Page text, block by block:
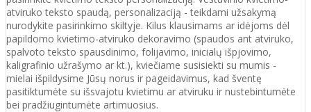
atviruko teksto spaudą, personalizaciją - teikdami užsakymą
nurodykite pasirinkimo skiltyje. Kilus klausimams ar idėjoms dėl
papildomo kvietimo-atviruko dekoravimo (spaudos ant atviruko,
spalvoto teksto spausdinimo, folijavimo, inicialų išpjovimo,
kaligrafinio užrašymo ar kt.), kviečiame susisiekti su mumis -
mielai išpildysime Jūsų norus ir pageidavimus, kad šventę
pasitiktumėte su išsvajotu kvietimu ar atviruku ir nustebintumėte
bei pradžiugintumėte artimuosius.